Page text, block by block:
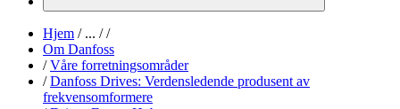
Hjem /... / /
Om Danfoss
/ Våre forretningsområder
/ Danfoss Drives: Verdensledende produsent av
frekvensomformere